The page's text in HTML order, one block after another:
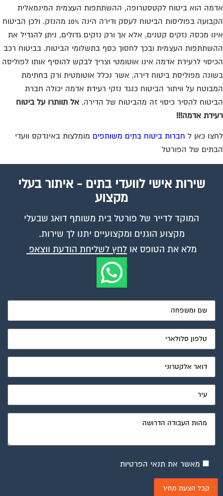
הוא ביטוח לקטסטרופה, ההשתתפות העצמית המינמאלית
הקבועה בפוליסות הביטוח לעסק ודירה הינה 10% מהנזק. ולכן הביטוח
מכסה נזקים קטנים, אלא אך ורק נזקים גדולים, ניתן להגדיל את
העצמית ובכך לחסוך כסף בתשלומי הביטוח. בביטוח רכב
לרעידת אדמה אינו אוטומטי וצריך לבקש להוסיף אותו לפוליסה
מפוליסת ביטוח דירה, אשר נכלל אוטומטית ורק בחתימת
על וויתור הביטוח כנגד נזקי רעידת אדמה יכולה חברת
להסיר כיסוי זה מהביטוח של הדירה.אל תוותרו על ביטוח
אדמה!!!
כאן לחברות ביטוח בתים משותפיםמומלצות באינדקס וועדי
של הפורטל
שירות אישי לוועדי בתים - איתור בעלי
מקצוע
המוקד לדייר של פורטל בית משותף דואג שבעלי
מקצוע הוגנים ומקצועיים יתנו לך שירות.
מלא את הטופס אולחץ לשליחת הודעת ווצאפ
מאשר את תנאי הפרטיות